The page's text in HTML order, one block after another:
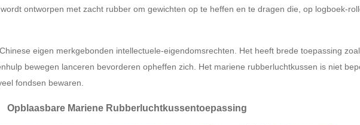
ontworpen met zacht rubber om gewichten op te heffen en te dragen die, op logboek-
eigen merkgebonden intellectuele-eigendomsrechten. Het heeft brede toepassing
bewegen lanceren bevorderen opheffen zich. Het mariene rubberluchtkussen is niet
fondsen bewaren.
Opblaasbare Mariene Rubberluchtkussentoepassing